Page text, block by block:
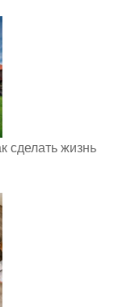
сделать жизнь